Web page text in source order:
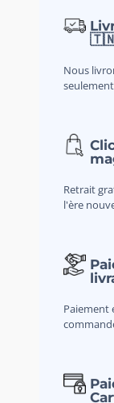
Nous
Retrait
l'ère
Paiement